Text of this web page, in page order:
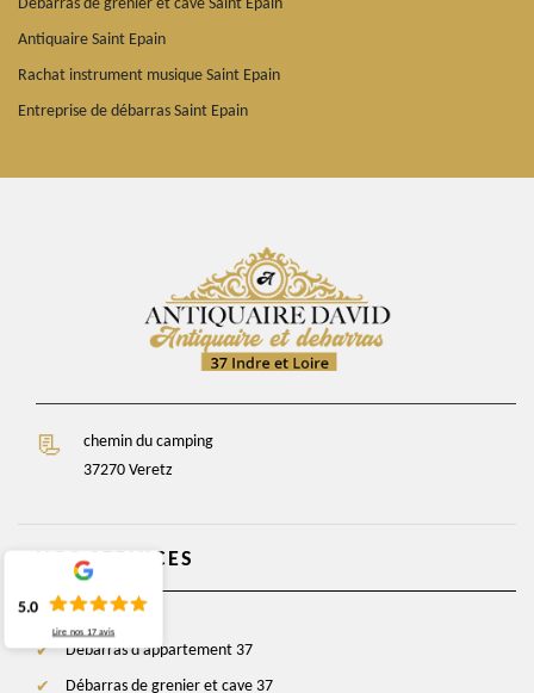
Débarras de grenier et cave Saint Epain
Antiquaire Saint Epain
Rachat instrument musique Saint Epain
Entreprise de débarras Saint Epain
chemin du camping
37270 Veretz
NOS SERVICES
Débarras d'appartement 37
Débarras de grenier et cave 37
5.0
Lire nos 17 avis